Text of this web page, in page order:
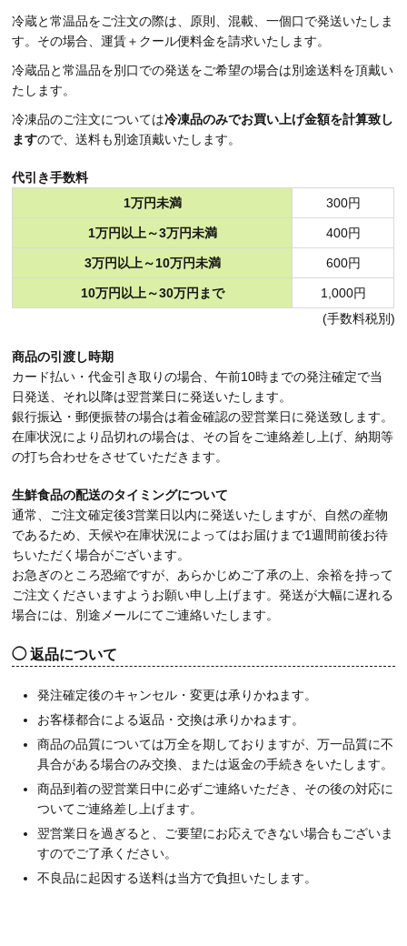
冷蔵と常温品をご注文の際は、原則、混載、一個口で発送いたしま
す。その場合、運賃＋クール便料金を請求いたします。
冷蔵品と常温品を別口での発送をご希望の場合は別途送料を頂戴い
たします。
冷凍品のご注文については冷凍品のみでお買い上げ金額を計算致し
ますので、送料も別途頂戴いたします。
代引き手数料
1万円未満
300円
1万円以上～3万円未満 400円
3万円以上～10万円未満 600円
10万円以上～30万円まで
1,000円
(手数料税別)
商品の引渡し時期
カード払い・代金引き取りの場合、午前10時までの発注確定で当
日発送、それ以降は翌営業日に発送いたします。
銀行振込・郵便振替の場合は着金確認の翌営業日に発送致します。
在庫状況により品切れの場合は、その旨をご連絡差し上げ、納期等
の打ち合わせをさせていただきます。
生鮮食品の配送のタイミングについて
通常、ご注文確定後3営業日以内に発送いたしますが、自然の産物
であるため、天候や在庫状況によってはお届けまで1週間前後お待
ちいただく場合がございます。
お急ぎのところ恐縮ですが、あらかじめご了承の上、余裕を持って
ご注文くださいますようお願い申し上げます。発送が大幅に遅れる
場合には、別途メールにてご連絡いたします。
返品について
発注確定後のキャンセル・変更は承りかねます。
お客様都合による返品・交換は承りかねます。
商品の品質については万全を期しておりますが、万一品質に不
具合がある場合のみ交換、または返金の手続きをいたします。
商品到着の翌営業日中に必ずご連絡いただき、その後の対応に
ついてご連絡差し上げます。
翌営業日を過ぎると、ご要望にお応えできない場合もございま
すのでご了承ください。
不良品に起因する送料は当方で負担いたします。